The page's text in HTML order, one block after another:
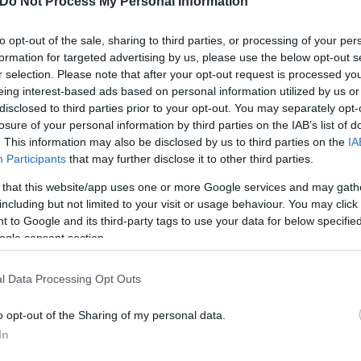
opt-out of the sale, sharing to third parties, or processing of your
for targeted advertising by us, please use the below opt-out
selection. Please note that after your opt-out request is processed
interest-based ads based on personal information utilized by us
to third parties prior to your opt-out. You may separately
of your personal information by third parties on the IAB’s list of
This information may also be disclosed by us to third parties on the
Participants that may further disclose it to other third parties.
that this website/app uses one or more Google services and may
but not limited to your visit or usage behaviour. You may
to Google and its third-party tags to use your data for below
consent section.
Data Processing Opt Outs
opt-out of the Sharing of my personal data.
ανατράπηκε στη Θεσσαλονίκη - Νεκρός ο
- Σοβαρά τραυματισμένος ο
πάνω στα κιγκλιδώματα της γέφυρας
από την παράσυρση της 23χρονης στο